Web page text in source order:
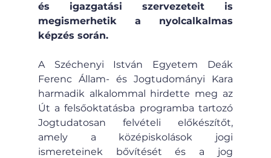
és igazgatási szervezeteit is
megismerhetik a nyolcalkalmas
képzés során.
A Széchenyi István Egyetem Deák
Ferenc Állam- és Jogtudományi Kara
harmadik alkalommal hirdette meg az
Út a felsőoktatásba programba tartozó
Jogtudatosan felvételi előkészítőt,
amely a középiskolások jogi
ismereteinek bővítését és a jog